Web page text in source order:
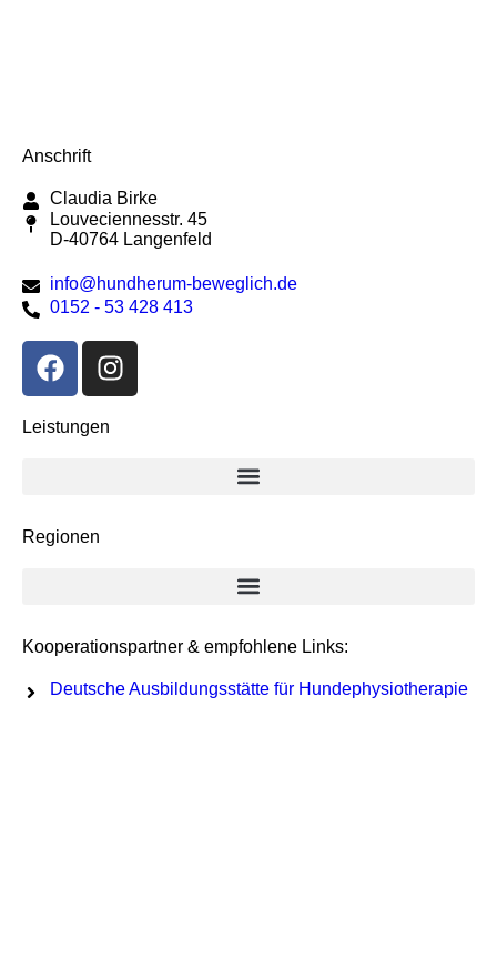
Anschrift
Claudia Birke
Louveciennesstr. 45
D-40764 Langenfeld
info@hundherum-beweglich.de
0152 - 53 428 413
Leistungen
Regionen
Kooperationspartner & empfohlene Links:
Deutsche Ausbildungsstätte für Hundephysiotherapie